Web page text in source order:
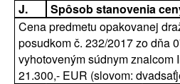
J.
Spôsob stanovenia
Cena predmetu opakovanej
posudkom č. 232/2017 zo dňa
vyhotoveným súdnym znalcom
21.300,- EUR (slovom: